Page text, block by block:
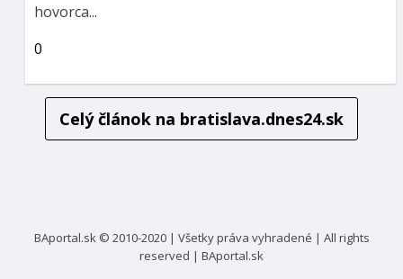
hovorca...
0
Celý článok na bratislava.dnes24.sk
BAportal.sk © 2010-2020 | Všetky práva vyhradené | All rights
reserved | BAportal.sk